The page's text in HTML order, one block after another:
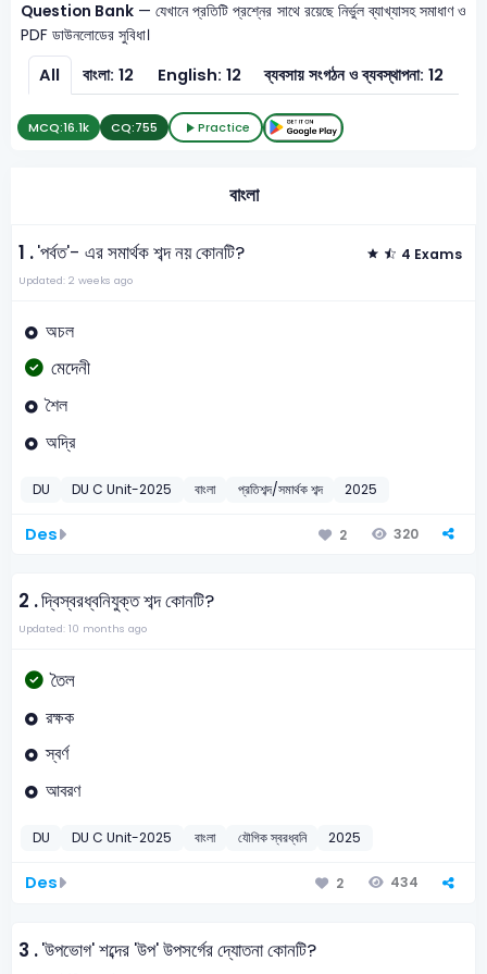
Question Bank — যেখানে প্রতিটি প্রশ্নের সাথে রয়েছে নির্ভুল ব্যাখ্যাসহ সমাধাণ ও
PDF ডাউনলোডের সুবিধা।
All বাংলা: 12 English: 12 ব্যবসায় সংগঠন ও ব্যবস্থাপনা: 12
MCQ:16.1k CQ:755 Practice
বাংলা
1 .'পর্বত'- এর সমার্থক শব্দ নয় কোনটি? 4 Exams
Updated: 2 weeks ago
অচল
মেদেনী
শৈল
অদ্রি
DU DU C Unit-2025 বাংলা প্রতিশব্দ/সমার্থক শব্দ 2025
Des 2 320
2 .দ্বিস্বরধ্বনিযুক্ত শব্দ কোনটি?
Updated: 10 months ago
তৈল
রক্ষক
স্বর্ণ
আবরণ
DU DU C Unit-2025 বাংলা যৌগিক স্বরধ্বনি 2025
Des 2 434
3 .'উপভোগ' শব্দের 'উপ' উপসর্গের দ্যোতনা কোনটি?